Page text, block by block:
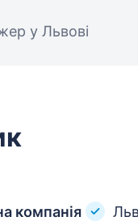
у Львові
компанія